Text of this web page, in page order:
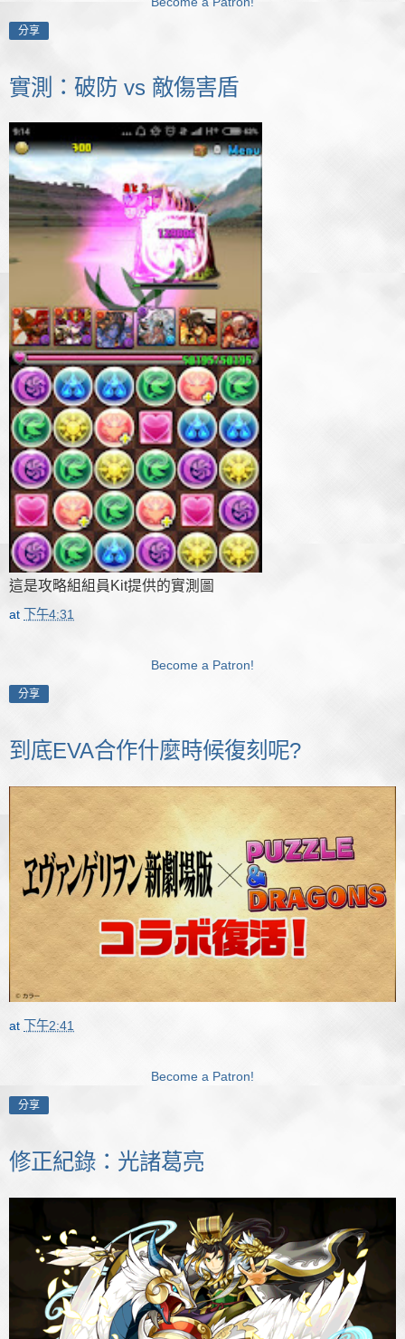
分享
實測：破防 vs 敵傷害盾
這是攻略組組員Kit提供的實測圖
at 下午4:31
Become a Patron!
分享
到底EVA合作什麼時候復刻呢?
at 下午2:41
Become a Patron!
分享
修正紀錄：光諸葛亮